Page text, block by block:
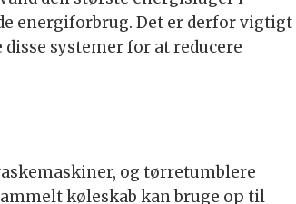
energiforbrug. Det er derfor vigtigt
systemer for at reducere
og tørretumblere
køleskab kan bruge op til